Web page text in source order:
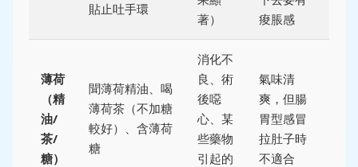
貼止吐手環
著）
痠脹感
薄荷
（精
油/
茶/
糖）
聞薄荷精油、喝
薄荷茶（不加糖
較好）、含薄荷
糖
消化不
良、術
後噁
心、某
些藥物
引起的
氣味清
爽，但腸
胃型感冒
拉肚子時
不適合